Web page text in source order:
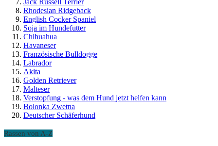
Jack Russell Terrier
Rhodesian Ridgeback
English Cocker Spaniel
Soja im Hundefutter
Chihuahua
Havaneser
Französische Bulldogge
Labrador
Akita
Golden Retriever
Malteser
Verstopfung - was dem Hund jetzt helfen kann
Bolonka Zwetna
Deutscher Schäferhund
Rassen von A-Z